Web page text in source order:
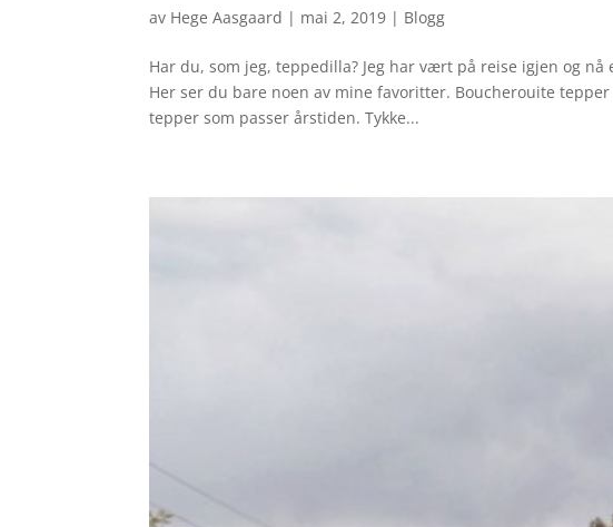
av Hege Aasgaard | mai 2, 2019 | Blogg
Har du, som jeg, teppedilla? Jeg har vært på reise igjen og
Her ser du bare noen av mine favoritter. Boucherouite
tepper som passer årstiden. Tykke...